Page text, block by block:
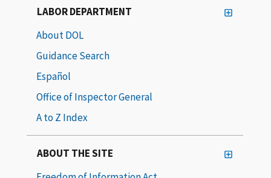
LABOR DEPARTMENT
About DOL
Guidance Search
Español
Office of Inspector General
A to Z Index
ABOUT THE SITE